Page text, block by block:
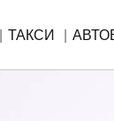
ТАКСИ